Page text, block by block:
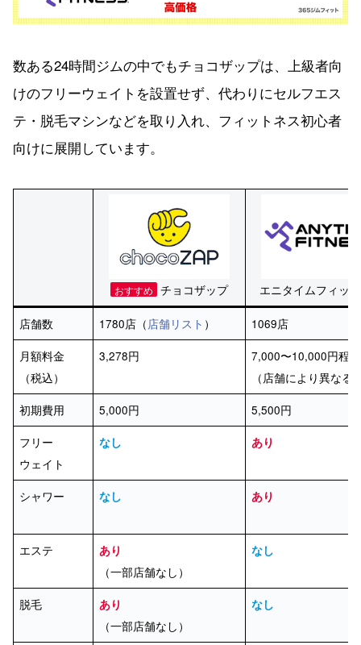
数ある24時間ジムの中でもチョコザップは、上級者向
けのフリーウェイトを設置せず、代わりにセルフエス
テ・脱毛マシンなどを取り入れ、フィットネス初心者
向けに展開しています。
おすすめ チョコザップ エニタイムフィッ
店舗数 1780店（ 店舗リスト ）
1069店
月額料金
（税込）
3,278円
7,000〜10,000円程
（店舗により異なる
初期費用
5,000円
5,500円
フリー
ウェイト
なし あり
シャワー なし あり
エステ あり
（一部店舗なし）
なし
脱毛 あり
（一部店舗なし）
なし